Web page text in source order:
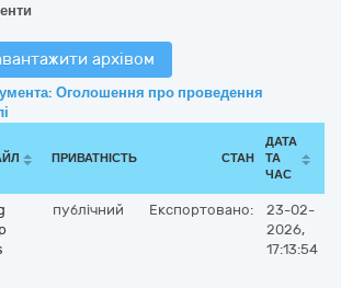
архівом
Оголошення про проведення
ПРИВАТНІСТЬ СТАН
ДАТА
ТА
ЧАС
публічний Експортовано:
23-02-
2026,
17:13:54